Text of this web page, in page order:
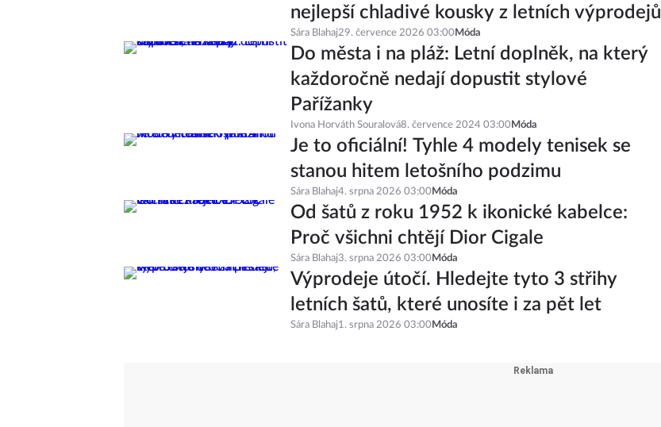
nejlepší chladivé kousky z letních výprodejů
Sára Blahaj29. července 2026 03:00 Móda
Do města i na pláž: Letní doplněk, na který
každoročně nedají dopustit stylové
Pařížanky
Ivona Horváth Souralová8. července 2024 03:00 Móda
Je to oficiální! Tyhle 4 modely tenisek se
stanou hitem letošního podzimu
Sára Blahaj4. srpna 2026 03:00 Móda
Od šatů z roku 1952 k ikonické kabelce:
Proč všichni chtějí Dior Cigale
Sára Blahaj3. srpna 2026 03:00 Móda
Výprodeje útočí. Hledejte tyto 3 střihy
letních šatů, které unosíte i za pět let
Sára Blahaj1. srpna 2026 03:00 Móda